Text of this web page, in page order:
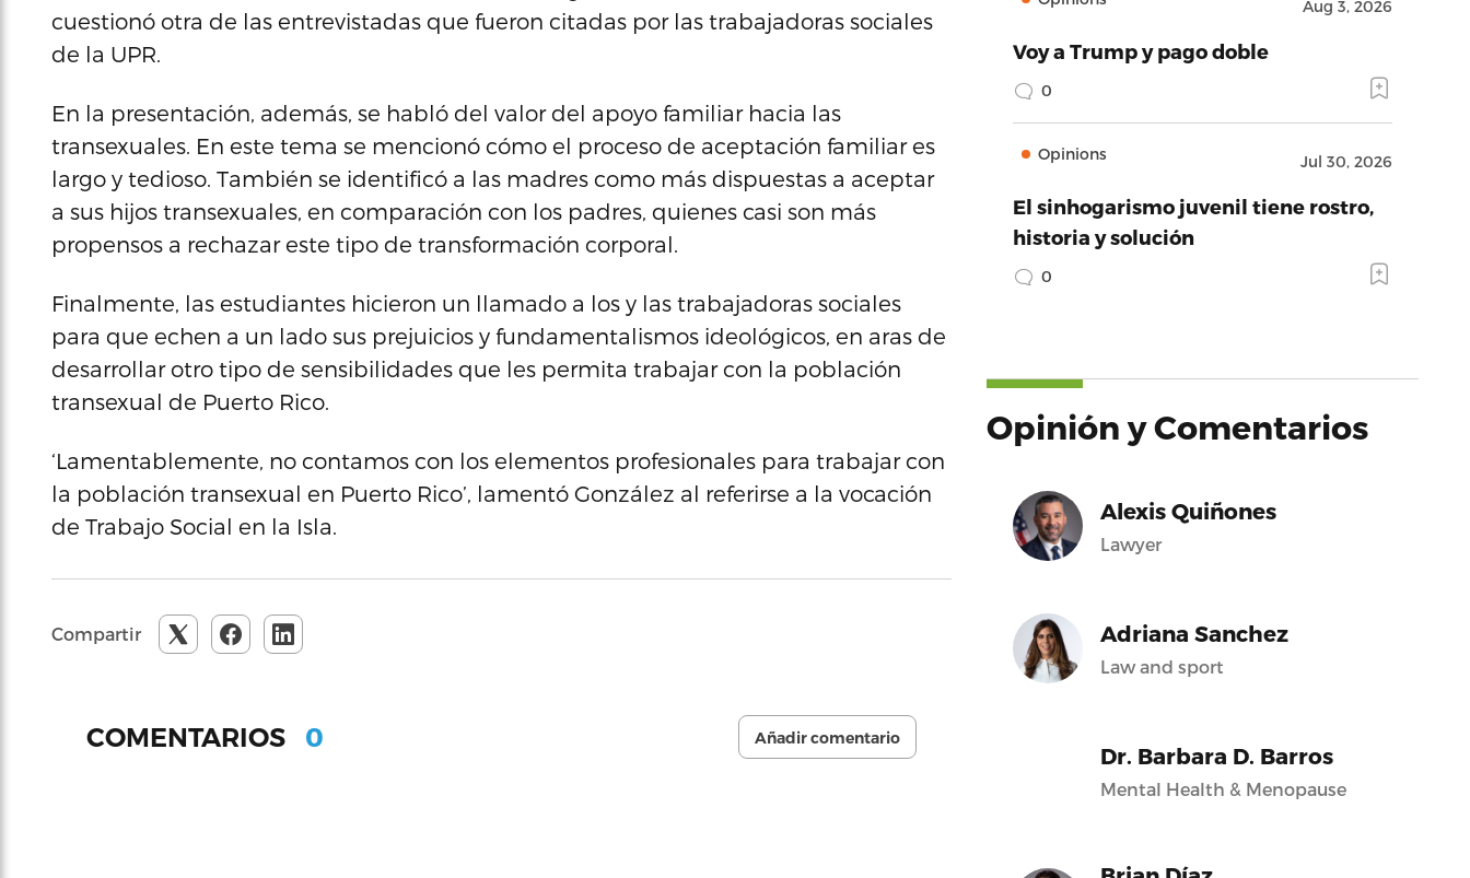
cuestionó otra de las entrevistadas que fueron citadas por las trabajadoras sociales
de la UPR.
En la presentación, además, se habló del valor del apoyo familiar hacia las
transexuales. En este tema se mencionó cómo el proceso de aceptación familiar es
largo y tedioso. También se identificó a las madres como más dispuestas a aceptar
a sus hijos transexuales, en comparación con los padres, quienes casi son más
propensos a rechazar este tipo de transformación corporal.
Finalmente, las estudiantes hicieron un llamado a los y las trabajadoras sociales
para que echen a un lado sus prejuicios y fundamentalismos ideológicos, en aras de
desarrollar otro tipo de sensibilidades que les permita trabajar con la población
transexual de Puerto Rico.
‘Lamentablemente, no contamos con los elementos profesionales para trabajar con
la población transexual en Puerto Rico’, lamentó González al referirse a la vocación
de Trabajo Social en la Isla.
Compartir
COMENTARIOS 0 Añadir comentario
Aug 3, 2026
Voy a Trump y pago doble
0
Opinions Jul 30, 2026
El sinhogarismo juvenil tiene rostro,
historia y solución
0
Opinión y Comentarios
Alexis Quiñones
Lawyer
Adriana Sanchez
Law and sport
Dr. Barbara D. Barros
Mental Health & Menopause